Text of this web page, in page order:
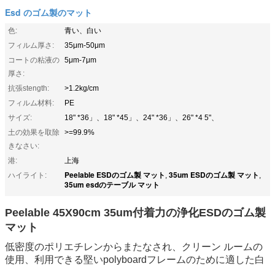
Esd のゴム製のマット
色:
青い、白い
フィルム厚さ:
35μm-50μm
コートの粘液の
厚さ:
5μm-7μm
抗張stength:
>1.2kg/cm
フィルム材料:
PE
サイズ:
18" *36」、18" *45」、24" *36」、26" *4 5"、
土の効果を取除
きなさい:
>=99.9%
港:
上海
ハイライト:
Peelable ESDのゴム製 マット , 35um ESDのゴム製 マット ,
35um esdのテーブル マット
Peelable 45X90cm 35um付着力の浄化ESDのゴム製
マット
低密度のポリエチレンからまたなされ、クリーン ルームの
使用、利用できる堅いpolyboardフレームのために適した白